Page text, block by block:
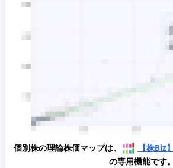
個別株の理論株価マップは、
【株Biz
の専用機能です。